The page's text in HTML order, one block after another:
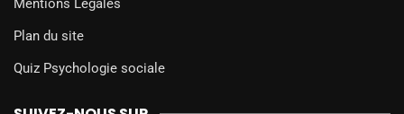
Mentions Légales
Plan du site
Quiz Psychologie sociale